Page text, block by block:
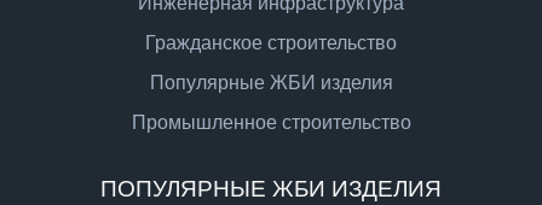
Гражданское строительство
Популярные ЖБИ изделия
Промышленное строительство
ПОПУЛЯРНЫЕ ЖБИ ИЗДЕЛИЯ